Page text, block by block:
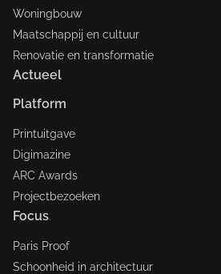
Woningbouw
Maatschappij en cultuur
Renovatie en transformatie
Actueel
Platform
Printuitgave
Digimazine
ARC Awards
Projectbezoeken
Focus
Paris Proof
Schoonheid in architectuur